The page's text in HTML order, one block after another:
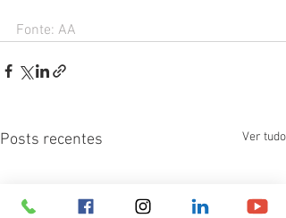
Fonte: AA
Posts recentes Ver tudo